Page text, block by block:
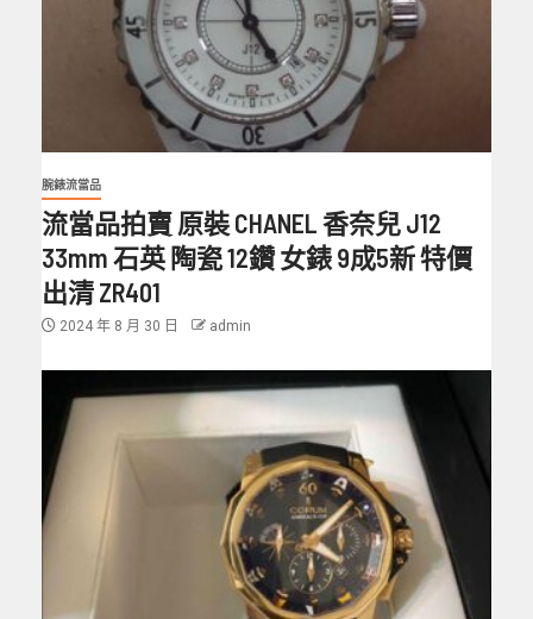
腕錶流當品
流當品拍賣 原裝 CHANEL 香奈兒 J12
33mm 石英 陶瓷 12鑽 女錶 9成5新 特價
出清 ZR401
2024 年 8 月 30 日 admin